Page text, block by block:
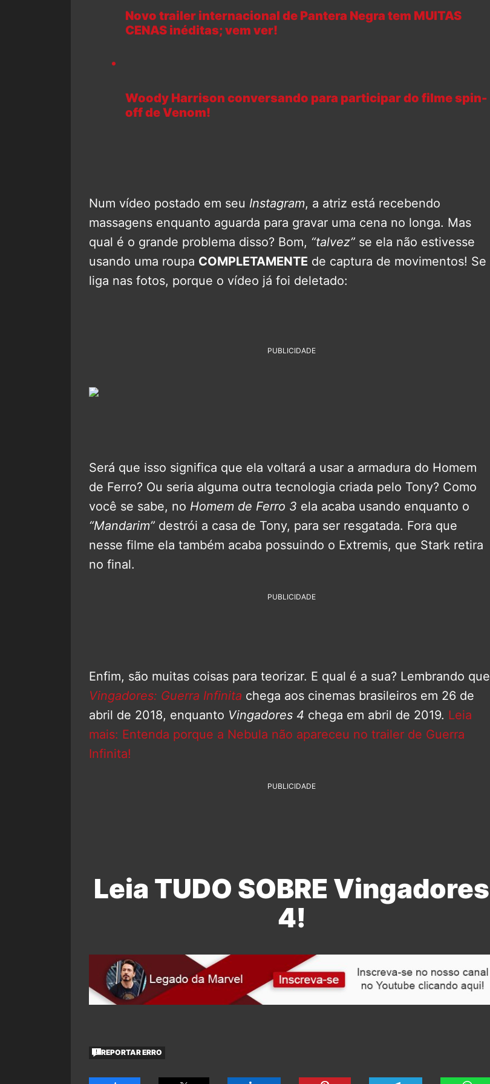
Novo trailer internacional de Pantera Negra tem MUITAS
CENAS inéditas; vem ver!
Woody Harrison conversando para participar do filme spin-
off de Venom!
Num vídeo postado em seu Instagram, a atriz está recebendo
massagens enquanto aguarda para gravar uma cena no longa. Mas
qual é o grande problema disso? Bom, “talvez” se ela não estivesse
usando uma roupa COMPLETAMENTE de captura de movimentos! Se
liga nas fotos, porque o vídeo já foi deletado:
PUBLICIDADE
Será que isso significa que ela voltará a usar a armadura do Homem
de Ferro? Ou seria alguma outra tecnologia criada pelo Tony? Como
você se sabe, no Homem de Ferro 3 ela acaba usando enquanto o
“Mandarim” destrói a casa de Tony, para ser resgatada. Fora que
nesse filme ela também acaba possuindo o Extremis, que Stark retira
no final.
PUBLICIDADE
Enfim, são muitas coisas para teorizar. E qual é a sua? Lembrando que
Vingadores: Guerra Infinita chega aos cinemas brasileiros em 26 de
abril de 2018, enquanto Vingadores 4 chega em abril de 2019. Leia
mais: Entenda porque a Nebula não apareceu no trailer de Guerra
Infinita!
PUBLICIDADE
Leia TUDO SOBRE Vingadores
4!
REPORTAR ERRO